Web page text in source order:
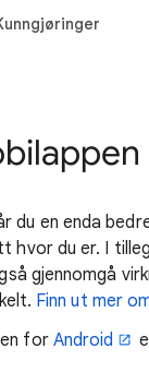
du en enda
hvor du er. I
gjennomgå
Finn ut mer
for Android